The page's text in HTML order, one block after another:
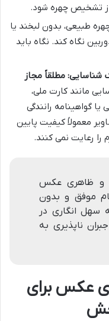
تشخیص چهره شود.
طبیعی، بدون لبخند یا
نگاه کند. نگاه باید
شناسایی: مطلقاً مجاز
مانند کارت ملی،
گواهینامه رانندگی
معمولاً کیفیت پایین
را رعایت نمی کنند.
و ظاهری عکس
موفق و بدون
سهل انگاری در
ناپذیری به
عکس برای